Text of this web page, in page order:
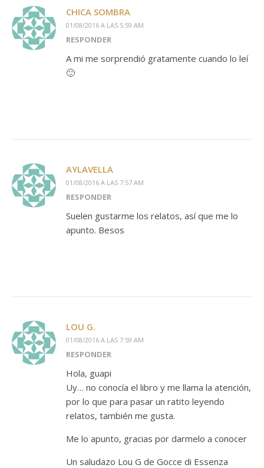
CHICA SOMBRA
01/08/2016 A LAS 5:59 AM
RESPONDER
A mi me sorprendió gratamente cuando lo leí
🙂
AYLAVELLA
01/08/2016 A LAS 7:57 AM
RESPONDER
Suelen gustarme los relatos, así que me lo
apunto. Besos
LOU G.
01/08/2016 A LAS 7:59 AM
RESPONDER
Hola, guapi
Uy… no conocía el libro y me llama la atención,
por lo que para pasar un ratito leyendo
relatos, también me gusta.
Me lo apunto, gracias por darmelo a conocer
Un saludazo Lou G de Gocce di Essenza